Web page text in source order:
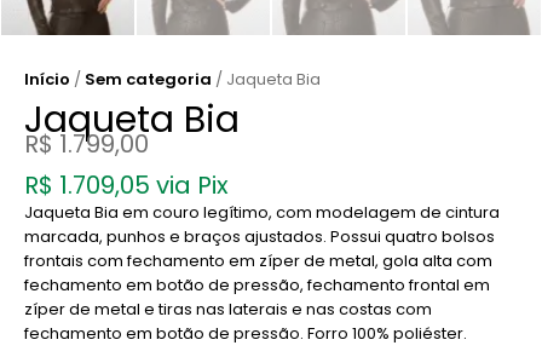
Início / Sem categoria / Jaqueta Bia
Jaqueta Bia
R$1.799,00
R$ 1.709,05 via Pix
Jaqueta Bia em couro legítimo, com modelagem de cintura
marcada, punhos e braços ajustados. Possui quatro bolsos
frontais com fechamento em zíper de metal, gola alta com
fechamento em botão de pressão, fechamento frontal em
zíper de metal e tiras nas laterais e nas costas com
fechamento em botão de pressão. Forro 100% poliéster.